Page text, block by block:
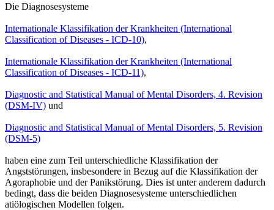
Die Diagnosesysteme
Internationale Klassifikation der Krankheiten (International
Classification of Diseases - ICD-10),
Internationale Klassifikation der Krankheiten (International
Classification of Diseases - ICD-11),
Diagnostic and Statistical Manual of Mental Disorders, 4. Revision
(DSM-IV) und
Diagnostic and Statistical Manual of Mental Disorders, 5. Revision
(DSM-5)
haben eine zum Teil unterschiedliche Klassifikation der
Angststörungen, insbesondere in Bezug auf die Klassifikation der
Agoraphobie und der Panikstörung. Dies ist unter anderem dadurch
bedingt, dass die beiden Diagnosesysteme unterschiedlichen
atiölogischen Modellen folgen.